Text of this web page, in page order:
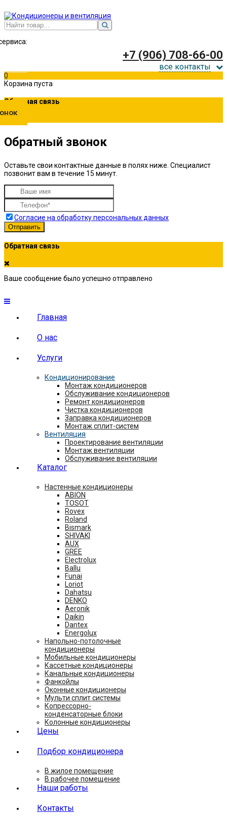
+7 (906) 708-66-00
все контакты
0
Корзина пуста
Обратная связь
Обратный звонок
Оставьте свои контактные данные в полях ниже. Специалист
позвонит вам в течение 15 минут.
Согласие на обработку персональных данных
Отправить
Обратная связь
Ваше сообщение было успешно отправлено
Главная
О нас
Услуги
Кондиционирование
Монтаж кондиционеров
Обслуживание кондиционеров
Ремонт кондиционеров
Чистка кондиционеров
Заправка кондиционеров
Монтаж сплит-систем
Вентиляция
Проектирование вентиляции
Монтаж вентиляции
Обслуживание вентиляции
Каталог
Настенные кондиционеры
ABION
TOSOT
Rovex
Roland
Bismark
SHIVAKI
AUX
GREE
Electrolux
Ballu
Funai
Loriot
Dahatsu
DENKO
Aeronik
Daikin
Dantex
Energolux
Напольно-потолочные
кондиционеры
Мобильные кондиционеры
Кассетные кондиционеры
Канальные кондиционеры
Фанкойлы
Оконные кондиционеры
Мульти сплит системы
Копрессорно-
конденсаторные блоки
Колонные кондиционеры
Цены
Подбор кондиционера
В жилое помещение
В рабочее помещение
Наши работы
Контакты